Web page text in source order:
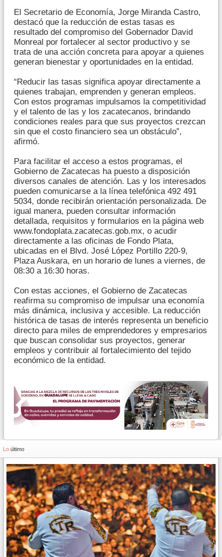
El Secretario de Economía, Jorge Miranda Castro,
destacó que la reducción de estas tasas es
resultado del compromiso del Gobernador David
Monreal por fortalecer al sector productivo y se
trata de una acción concreta para apoyar a quienes
generan bienestar y oportunidades en la entidad.
“Reducir las tasas significa apoyar directamente a
quienes trabajan, emprenden y generan empleos.
Con estos programas impulsamos la competitividad
y el talento de las y los zacatecanos, brindando
condiciones reales para que sus proyectos crezcan
sin que el costo financiero sea un obstáculo”,
afirmó.
Para facilitar el acceso a estos programas, el
Gobierno de Zacatecas ha puesto a disposición
diversos canales de atención. Las y los interesados
pueden comunicarse a la línea telefónica 492 491
5034, donde recibirán orientación personalizada. De
igual manera, pueden consultar información
detallada, requisitos y formularios en la página web
www.fondoplata.zacatecas.gob.mx, o acudir
directamente a las oficinas de Fondo Plata,
ubicadas en el Blvd. José López Portillo 220-9,
Plaza Auskara, en un horario de lunes a viernes, de
08:30 a 16:30 horas.
Con estas acciones, el Gobierno de Zacatecas
reafirma su compromiso de impulsar una economía
más dinámica, inclusiva y accesible. La reducción
histórica de tasas de interés representa un beneficio
directo para miles de emprendedores y empresarios
que buscan consolidar sus proyectos, generar
empleos y contribuir al fortalecimiento del tejido
económico de la entidad.
Lo último